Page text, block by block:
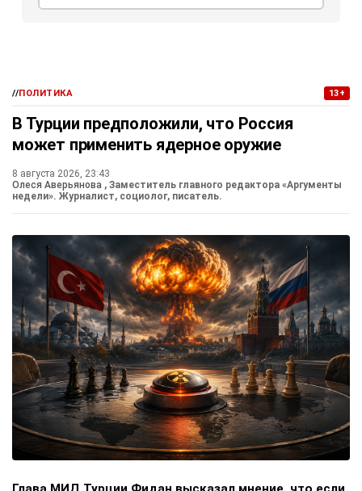
//ПОЛИТИКА 13+
В Турции предположили, что Россия
может применить ядерное оружие
8 августа 2026, 23:43
Олеся Аверьянова , Заместитель главного редактора «Аргументы
недели». Журналист, социолог, писатель.